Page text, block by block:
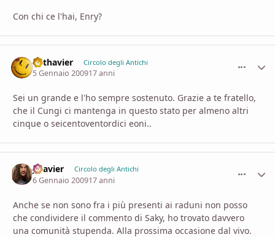
Con chi ce l'hai, Enry?
Lothavier Circolo degli Antichi
5 Gennaio 200917 anni
Sei un grande e l'ho sempre sostenuto. Grazie a te fratello,
che il Cungi ci mantenga in questo stato per almeno altri
cinque o seicentoventordici eoni..
Jalavier Circolo degli Antichi
6 Gennaio 200917 anni
Anche se non sono fra i più presenti ai raduni non posso
che condividere il commento di Saky, ho trovato davvero
una comunità stupenda. Alla prossima occasione dal vivo.